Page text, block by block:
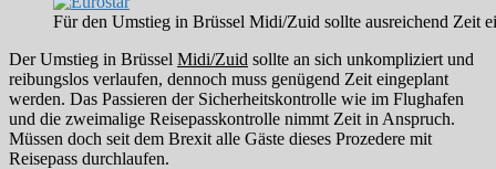
Für den Umstieg in Brüssel Midi/Zuid sollte ausreichend Zeit
Der Umstieg in Brüssel Midi/Zuid sollte an sich unkompliziert und
reibungslos verlaufen, dennoch muss genügend Zeit eingeplant
werden. Das Passieren der Sicherheitskontrolle wie im Flughafen
und die zweimalige Reisepasskontrolle nimmt Zeit in Anspruch.
Müssen doch seit dem Brexit alle Gäste dieses Prozedere mit
Reisepass durchlaufen.